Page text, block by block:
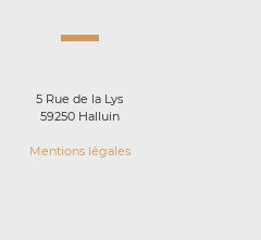
5 Rue de la Lys
59250 Halluin
Mentions légales